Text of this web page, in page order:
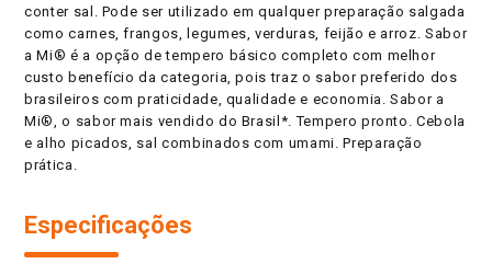
conter sal. Pode ser utilizado em qualquer preparação salgada
como carnes, frangos, legumes, verduras, feijão e arroz. Sabor
a Mi® é a opção de tempero básico completo com melhor
custo benefício da categoria, pois traz o sabor preferido dos
brasileiros com praticidade, qualidade e economia. Sabor a
Mi®, o sabor mais vendido do Brasil*. Tempero pronto. Cebola
e alho picados, sal combinados com umami. Preparação
prática.
Especificações